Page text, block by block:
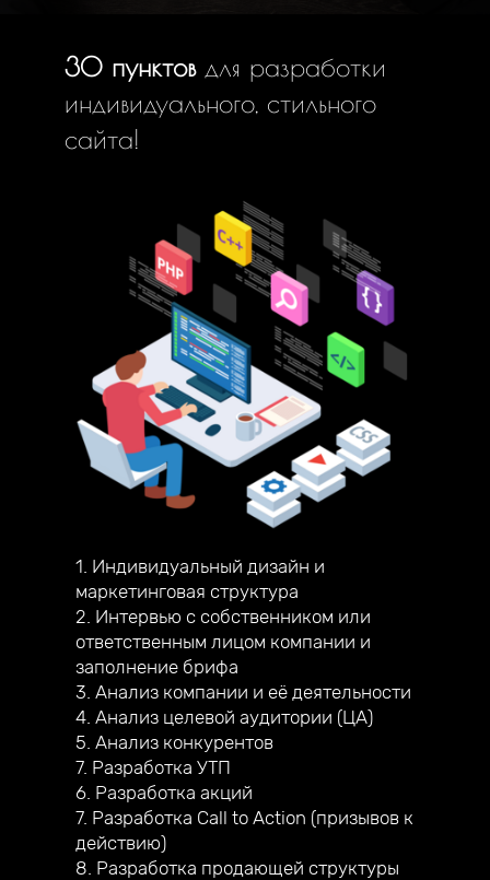
30 пунктов для разработки
индивидуального, стильного
сайта!
1. Индивидуальный дизайн и
маркетинговая структура
2. Интервью с собственником или
ответственным лицом компании и
заполнение брифа
3. Анализ компании и её деятельности
4. Анализ целевой аудитории (ЦА)
5. Анализ конкурентов
7. Разработка УТП
6. Разработка акций
7. Разработка Call to Action (призывов к
действию)
8. Разработка продающей структуры